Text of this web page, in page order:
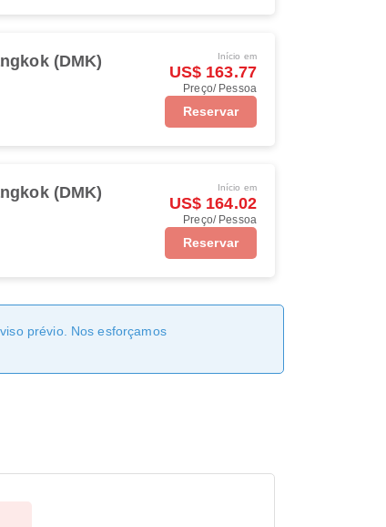
(DMK) Início em
US$ 163.77
Preço/ Pessoa
Reservar
(DMK) Início em
US$ 164.02
Preço/ Pessoa
Reservar
prévio. Nos esforçamos